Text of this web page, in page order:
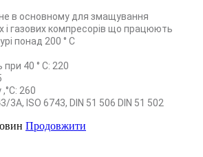
в основному для змащування
і газових компресорів що працюють
понад 200 ° C
при 40 ° С: 220
260
3A, ISO 6743, DIN 51 506 DIN 51 502
Продовжити